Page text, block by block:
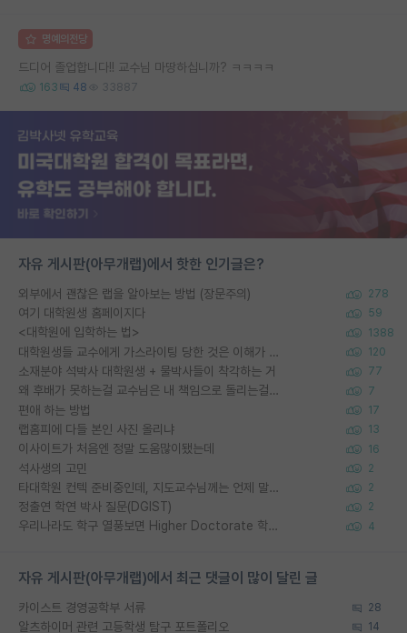
명예의전당
드디어 졸업합니다!! 교수님 마땅하십니까? ㅋㅋㅋㅋ
163 48 33887
자유 게시판(아무개랩)에서 핫한 인기글은?
외부에서 괜찮은 랩을 알아보는 방법 (장문주의) 278
여기 대학원생 홈페이지다 59
<대학원에 입학하는 법> 1388
대학원생들 교수에게 가스라이팅 당한 것은 이해가 갑니다. 안타깝네요. 120
소재분야 석박사 대학원생 + 물박사들이 착각하는 거 77
왜 후배가 못하는걸 교수님은 내 책임으로 돌리는걸까요? 7
편애 하는 방법 17
랩홈피에 다들 본인 사진 올리냐 13
이사이트가 처음엔 정말 도움많이됐는데 16
석사생의 고민 2
타대학원 컨텍 준비중인데, 지도교수님께는 언제 말씀드려야 할까요? 2
정출연 학연 박사 질문(DGIST) 2
우리나라도 학구 열풍보면 Higher Doctorate 학위가 필요하다고 봅니다. 4
자유 게시판(아무개랩)에서 최근 댓글이 많이 달린 글
카이스트 경영공학부 서류 28
알츠하이머 관련 고등학생 탐구 포트폴리오 14